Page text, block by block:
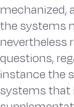
mechanized,
the systems
nevertheless
questions,
instance the
systems that